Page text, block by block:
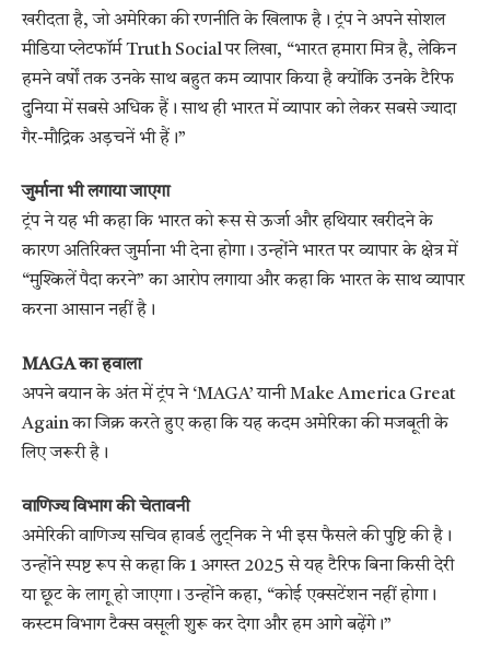
खरीदता है, जो अमेरिका की रणनीति के खिलाफ है। ट्रंप ने अपने सोशल
मीडिया प्लेटफॉर्म Truth Social पर लिखा, “भारत हमारा मित्र है, लेकिन
हमने वर्षों तक उनके साथ बहुत कम व्यापार किया है क्योंकि उनके टैरिफ
दुनिया में सबसे अधिक हैं। साथ ही भारत में व्यापार को लेकर सबसे ज्यादा
गैर-मौद्रिक अड़चनें भी हैं।”
जुर्माना भी लगाया जाएगा
ट्रंप ने यह भी कहा कि भारत को रूस से ऊर्जा और हथियार खरीदने के
कारण अतिरिक्त जुर्माना भी देना होगा। उन्होंने भारत पर व्यापार के क्षेत्र में
“मुश्किलें पैदा करने” का आरोप लगाया और कहा कि भारत के साथ व्यापार
करना आसान नहीं है।
MAGA का हवाला
अपने बयान के अंत में ट्रंप ने ‘MAGA’ यानी Make America Great
Again का जिक्र करते हुए कहा कि यह कदम अमेरिका की मजबूती के
लिए जरूरी है।
वाणिज्य विभाग की चेतावनी
अमेरिकी वाणिज्य सचिव हावर्ड लुट्निक ने भी इस फैसले की पुष्टि की है।
उन्होंने स्पष्ट रूप से कहा कि 1 अगस्त 2025 से यह टैरिफ बिना किसी देरी
या छूट के लागू हो जाएगा। उन्होंने कहा, “कोई एक्सटेंशन नहीं होगा।
कस्टम विभाग टैक्स वसूली शुरू कर देगा और हम आगे बढ़ेंगे।”